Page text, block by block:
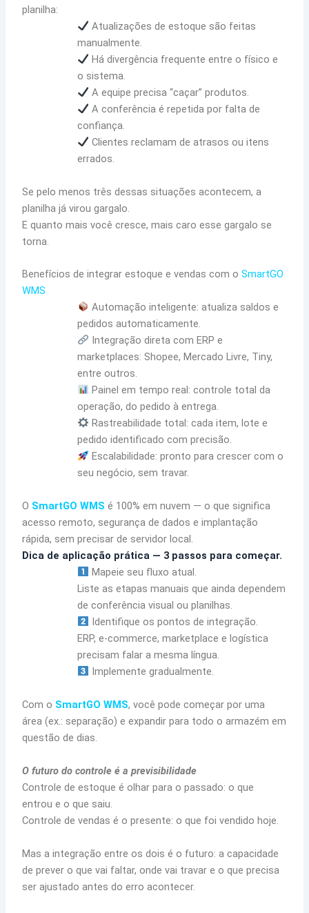
planilha:
Atualizações de estoque são feitas
manualmente.
Há divergência frequente entre o físico e
o sistema.
A equipe precisa “caçar” produtos.
A conferência é repetida por falta de
confiança.
Clientes reclamam de atrasos ou itens
errados.
Se pelo menos três dessas situações acontecem, a
planilha já virou gargalo.
E quanto mais você cresce, mais caro esse gargalo se
torna.
Benefícios de integrar estoque e vendas com oSmartGO
WMS
Automação inteligente: atualiza saldos e
pedidos automaticamente.
Integração direta com ERP e
marketplaces: Shopee, Mercado Livre, Tiny,
entre outros.
Painel em tempo real: controle total da
operação, do pedido à entrega.
Rastreabilidade total: cada item, lote e
pedido identificado com precisão.
Escalabilidade: pronto para crescer com o
seu negócio, sem travar.
O SmartGO WMS é 100% em nuvem — o que significa
acesso remoto, segurança de dados e implantação
rápida, sem precisar de servidor local.
Dica de aplicação prática — 3 passos para começar.
Mapeie seu fluxo atual.
Liste as etapas manuais que ainda dependem
de conferência visual ou planilhas.
Identifique os pontos de integração.
ERP, e-commerce, marketplace e logística
precisam falar a mesma língua.
Implemente gradualmente.
Com o SmartGO WMS, você pode começar por uma
área (ex.: separação) e expandir para todo o armazém em
questão de dias.
O futuro do controle é a previsibilidade
Controle de estoque é olhar para o passado: o que
entrou e o que saiu.
Controle de vendas é o presente: o que foi vendido hoje.
Mas a integração entre os dois é o futuro: a capacidade
de prever o que vai faltar, onde vai travar e o que precisa
ser ajustado antes do erro acontecer.